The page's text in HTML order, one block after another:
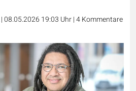
|08.05.2026 19:03 Uhr|4Kommentare